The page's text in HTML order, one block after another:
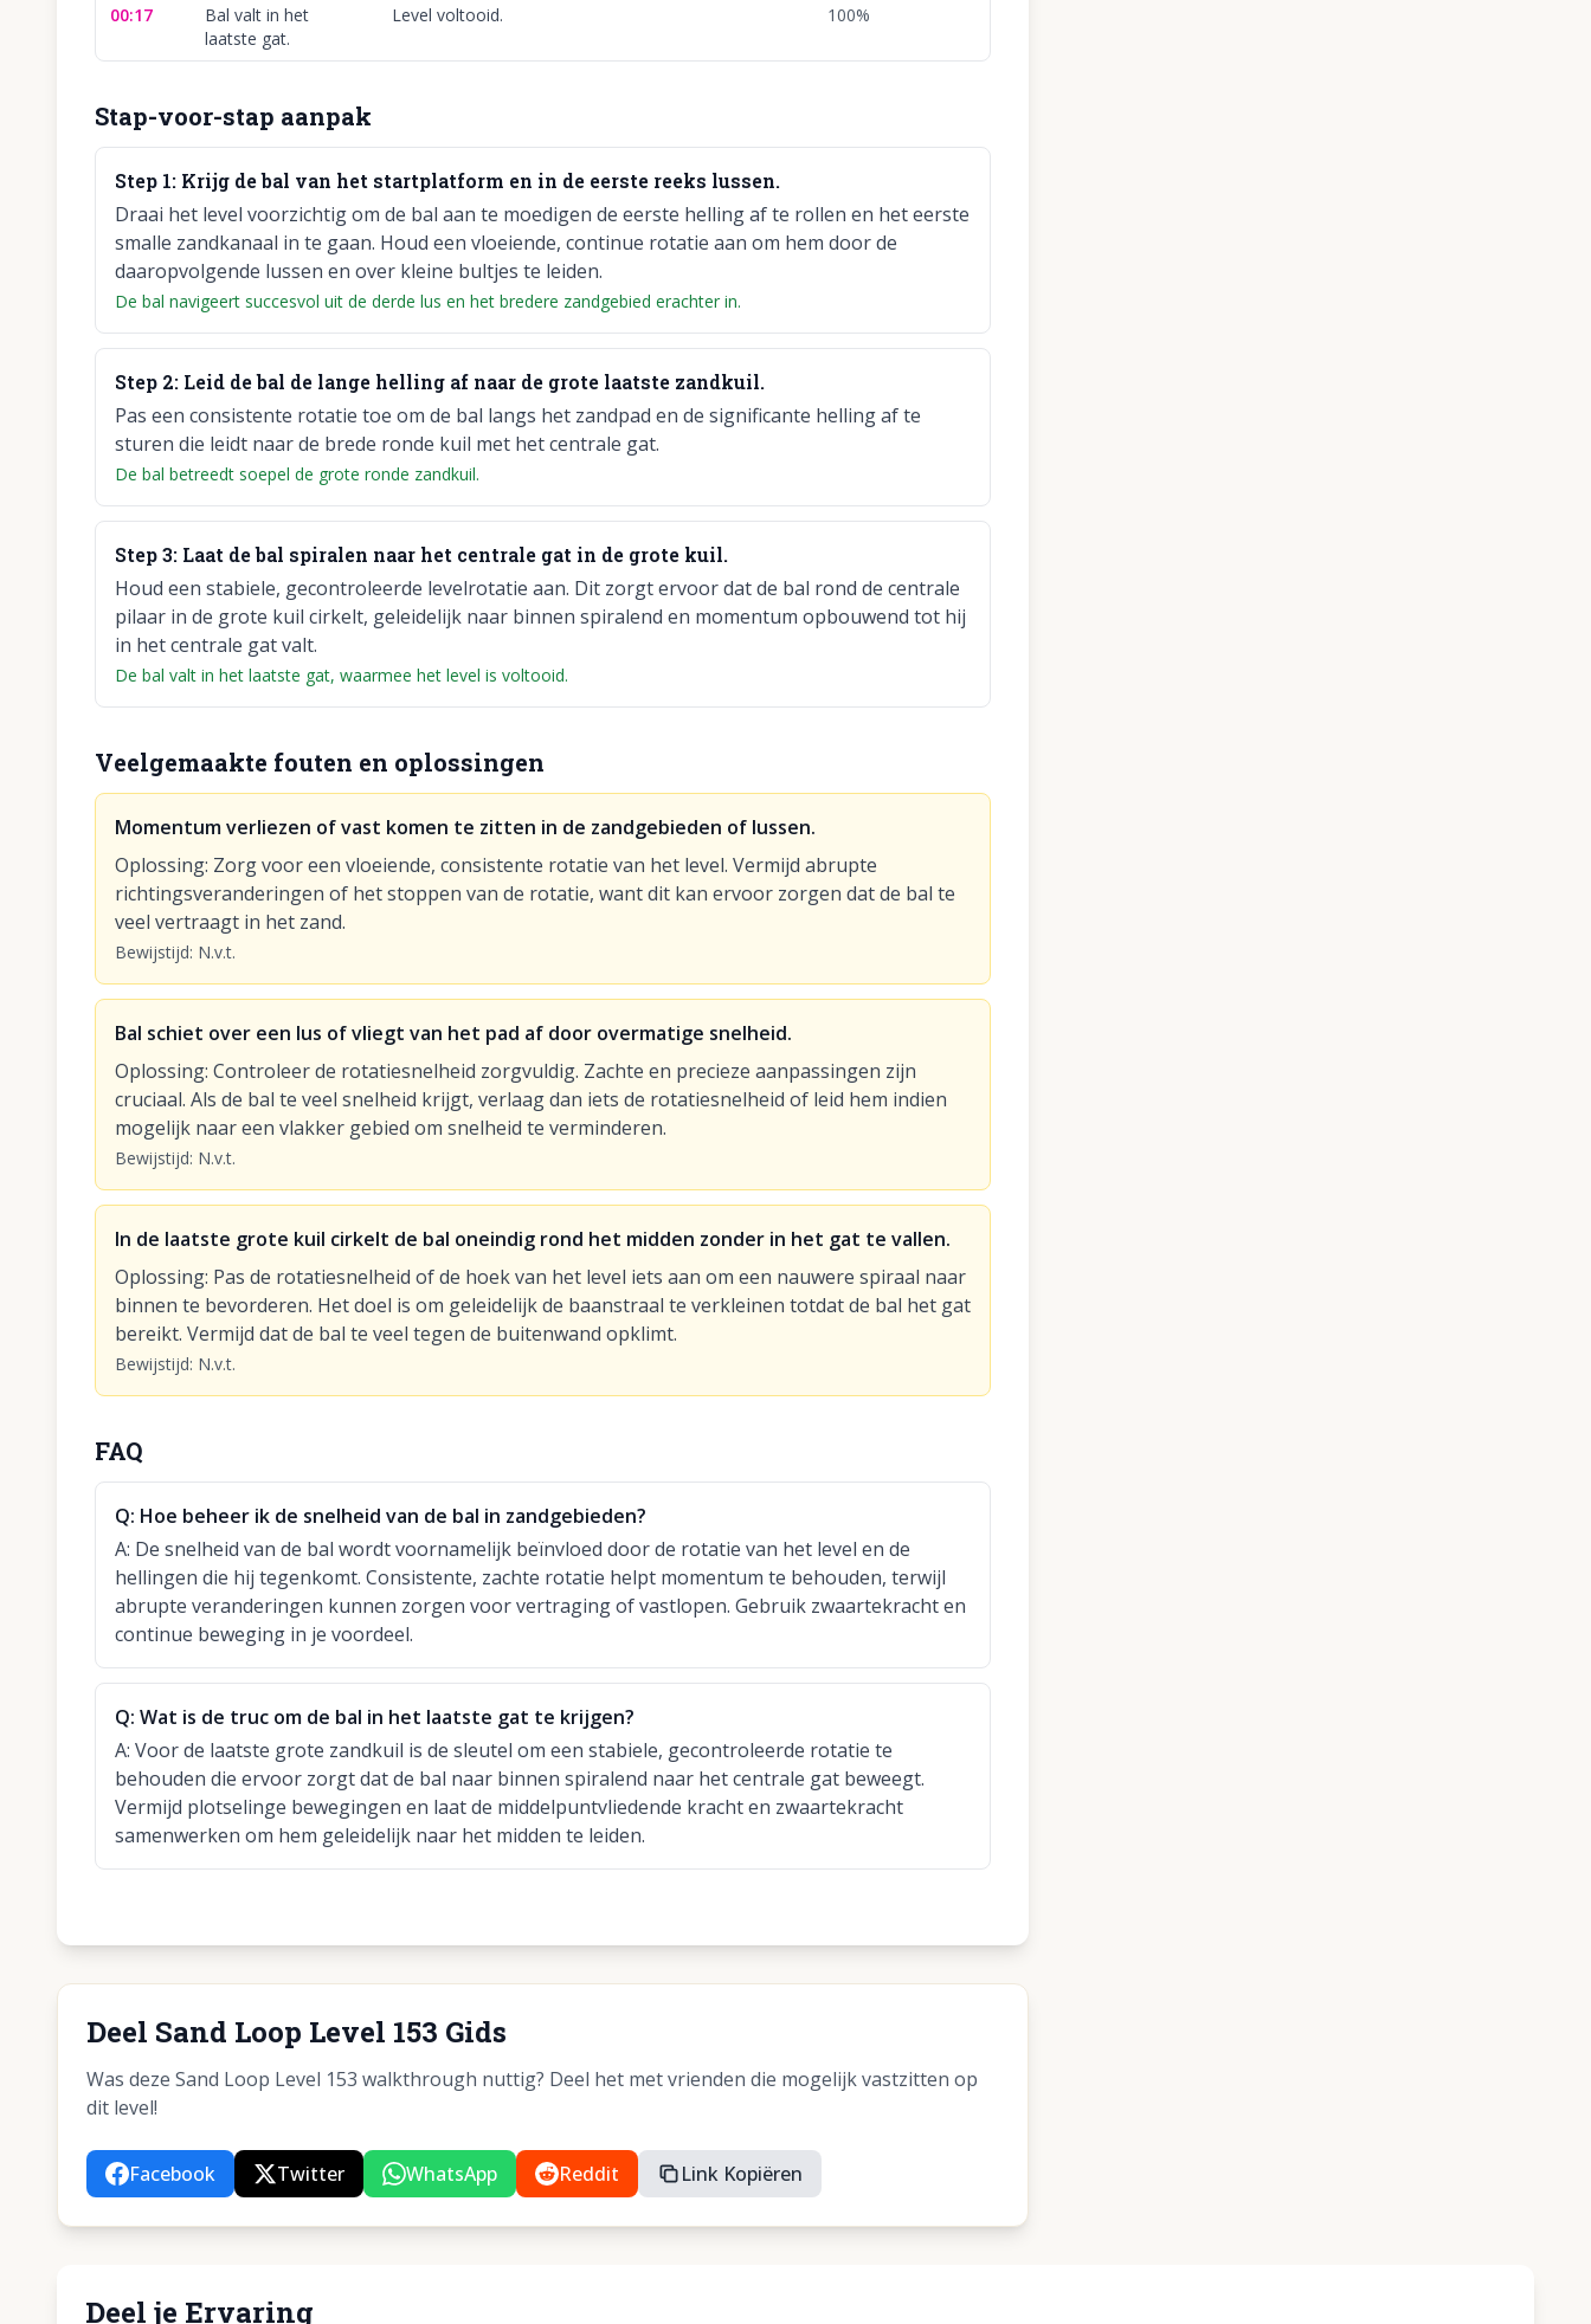
00:17
Bal valt in het
laatste gat.
Level voltooid. 100%
Stap-voor-stap aanpak
Step 1: Krijg de bal van het startplatform en in de eerste reeks lussen.
Draai het level voorzichtig om de bal aan te moedigen de eerste helling af te rollen en het eerste
smalle zandkanaal in te gaan. Houd een vloeiende, continue rotatie aan om hem door de
daaropvolgende lussen en over kleine bultjes te leiden.
De bal navigeert succesvol uit de derde lus en het bredere zandgebied erachter in.
Step 2: Leid de bal de lange helling af naar de grote laatste zandkuil.
Pas een consistente rotatie toe om de bal langs het zandpad en de significante helling af te
sturen die leidt naar de brede ronde kuil met het centrale gat.
De bal betreedt soepel de grote ronde zandkuil.
Step3: Laat de bal spiralen naar het centrale gat in de grote kuil.
Houd een stabiele, gecontroleerde levelrotatie aan. Dit zorgt ervoor dat de bal rond de centrale
pilaar in de grote kuil cirkelt, geleidelijk naar binnen spiralend en momentum opbouwend tot hij
in het centrale gat valt.
De bal valt in het laatste gat, waarmee het level is voltooid.
Veelgemaakte fouten en oplossingen
Momentum verliezen of vast komen te zitten in de zandgebieden of lussen.
Oplossing: Zorg voor een vloeiende, consistente rotatie van het level. Vermijd abrupte
richtingsveranderingen of het stoppen van de rotatie, want dit kan ervoor zorgen dat de bal te
veel vertraagt in het zand.
Bewijstijd: N.v.t.
Bal schiet over een lus of vliegt van het pad af door overmatige snelheid.
Oplossing: Controleer de rotatiesnelheid zorgvuldig. Zachte en precieze aanpassingen zijn
cruciaal. Als de bal te veel snelheid krijgt, verlaag dan iets de rotatiesnelheid of leid hem indien
mogelijk naar een vlakker gebied om snelheid te verminderen.
Bewijstijd: N.v.t.
In de laatste grote kuil cirkelt de bal oneindig rond het midden zonder in het gat te vallen.
Oplossing: Pas de rotatiesnelheid of de hoek van het level iets aan om een nauwere spiraal naar
binnen te bevorderen. Het doel is om geleidelijk de baanstraal te verkleinen totdat de bal het gat
bereikt. Vermijd dat de bal te veel tegen de buitenwand opklimt.
Bewijstijd: N.v.t.
FAQ
Q: Hoe beheer ik de snelheid van de bal in zandgebieden?
A: De snelheid van de bal wordt voornamelijk beïnvloed door de rotatie van het level en de
hellingen die hij tegenkomt. Consistente, zachte rotatie helpt momentum te behouden, terwijl
abrupte veranderingen kunnen zorgen voor vertraging of vastlopen. Gebruik zwaartekracht en
continue beweging in je voordeel.
Q: Wat is de truc om de bal in het laatste gat te krijgen?
A: Voor de laatste grote zandkuil is de sleutel om een stabiele, gecontroleerde rotatie te
behouden die ervoor zorgt dat de bal naar binnen spiralend naar het centrale gat beweegt.
Vermijd plotselinge bewegingen en laat de middelpuntvliedende kracht en zwaartekracht
samenwerken om hem geleidelijk naar het midden te leiden.
Deel Sand Loop Level 153 Gids
Was deze Sand Loop Level 153 walkthrough nuttig? Deel het met vrienden die mogelijk vastzitten op
dit level!
Facebook Twitter WhatsApp Reddit Link Kopiëren
Deel je Ervaring